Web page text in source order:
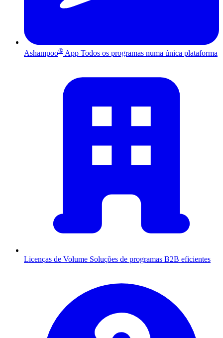
Ashampoo® App Todos os programas numa única plataforma
Licenças de Volume Soluções de programas B2B eficientes